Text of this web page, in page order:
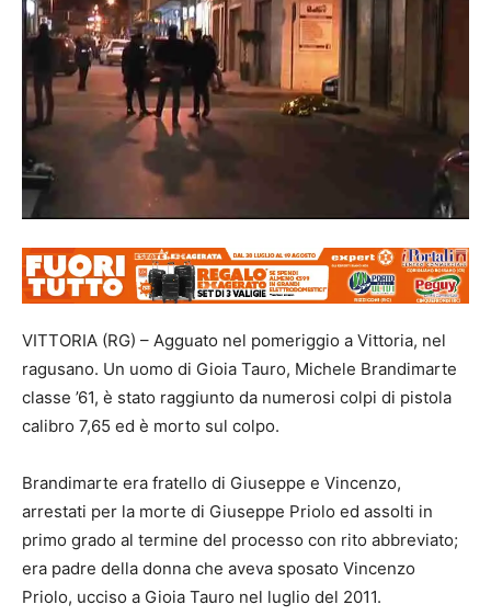
VITTORIA (RG) – Agguato nel pomeriggio a Vittoria, nel
ragusano. Un uomo di Gioia Tauro, Michele Brandimarte
classe ’61, è stato raggiunto da numerosi colpi di pistola
calibro 7,65 ed è morto sul colpo.
Brandimarte era fratello di Giuseppe e Vincenzo,
arrestati per la morte di Giuseppe Priolo ed assolti in
primo grado al termine del processo con rito abbreviato;
era padre della donna che aveva sposato Vincenzo
Priolo, ucciso a Gioia Tauro nel luglio del 2011.